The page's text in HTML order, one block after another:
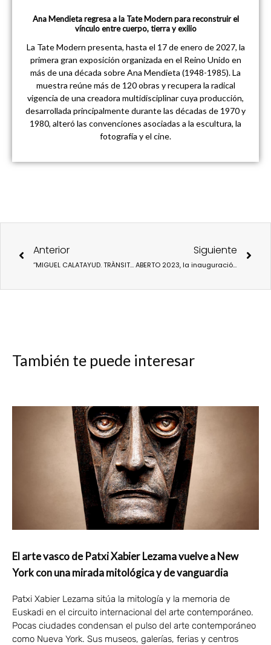
Ana Mendieta regresa a la Tate Modern para reconstruir el
vínculo entre cuerpo, tierra y exilio
La Tate Modern presenta, hasta el 17 de enero de 2027, la
primera gran exposición organizada en el Reino Unido en
más de una década sobre Ana Mendieta (1948-1985). La
muestra reúne más de 120 obras y recupera la radical
vigencia de una creadora multidisciplinar cuya producción,
desarrollada principalmente durante las décadas de 1970 y
1980, alteró las convenciones asociadas a la escultura, la
fotografía y el cine.
Anterior
‘’MIGUEL CALATAYUD. TRÀNSIT IL·LUSTRAT’, NUEVA EXPOSICIÓN EN EL CCCC VALÉNCIA.
Siguiente
ABERTO 2023, la inauguración conjunta que vertebra el arte contemporáneo en Galicia
También te puede interesar
El arte vasco de Patxi Xabier Lezama vuelve a New
York con una mirada mitológica y de vanguardia
Patxi Xabier Lezama sitúa la mitología y la memoria de
Euskadi en el circuito internacional del arte contemporáneo.
Pocas ciudades condensan el pulso del arte contemporáneo
como Nueva York. Sus museos, galerías, ferias y centros